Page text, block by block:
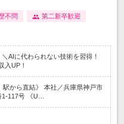
不問 第二新卒歓迎
AIに代わられない技術を習得！
入UP！
駅から直結》 本社／兵庫県神戸市
117号 《U…